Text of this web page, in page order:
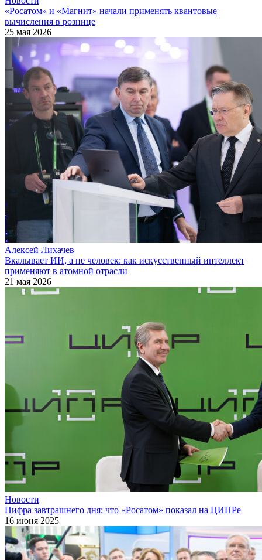
«Росатом» и «Магнит» начали применять квантовые
вычисления в рознице
25 мая 2026
Алексей Лихачев
Вкалывает ИИ, а не человек: как искусственный интеллект
применяют в атомной отрасли
21 мая 2026
Новости
Цифра завтрашнего дня: что «Росатом» показал на ЦИПРе
16 июня 2025